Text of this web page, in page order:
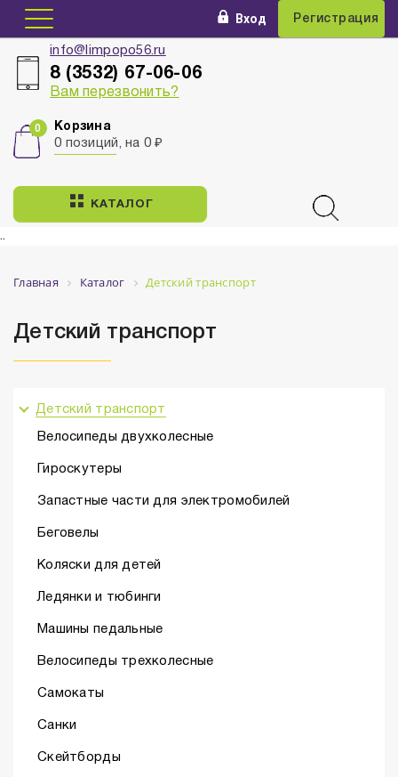
Вход Регистрация
info@limpopo56.ru
8 (3532) 67-06-06
Вам перезвонить?
Корзина
0 позиций, на 0 ₽
КАТАЛОГ
..
Главная Каталог Детский транспорт
Детский транспорт
Детский транспорт
Велосипеды двухколесные
Гироскутеры
Запастные части для электромобилей
Беговелы
Коляски для детей
Ледянки и тюбинги
Машины педальные
Велосипеды трехколесные
Самокаты
Санки
Скейтборды